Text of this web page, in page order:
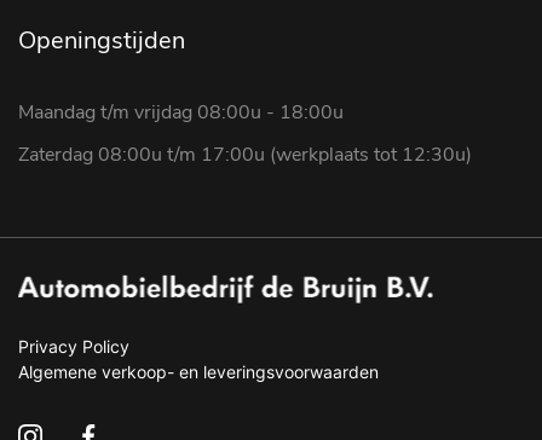
Openingstijden
Maandag t/m vrijdag 08:00u - 18:00u
Zaterdag 08:00u t/m 17:00u (werkplaats tot 12:30u)
Privacy Policy
Algemene verkoop- en leveringsvoorwaarden